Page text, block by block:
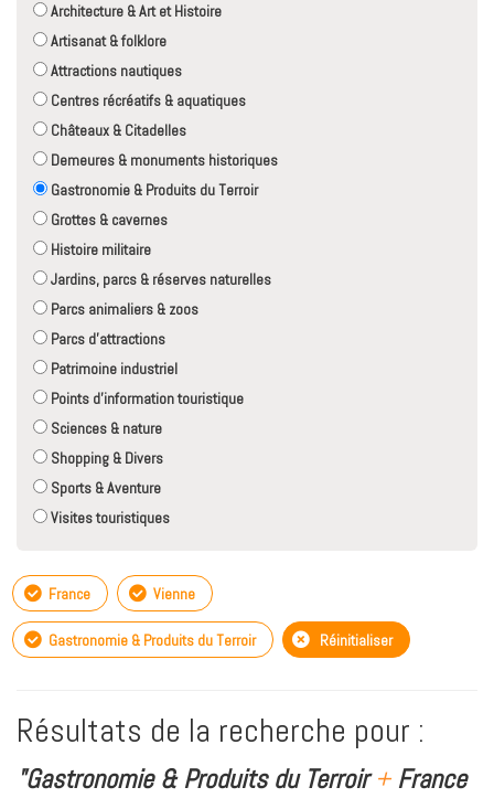
Architecture & Art et Histoire
Artisanat & folklore
Attractions nautiques
Centres récréatifs & aquatiques
Châteaux & Citadelles
Demeures & monuments historiques
Gastronomie & Produits du Terroir
Grottes & cavernes
Histoire militaire
Jardins, parcs & réserves naturelles
Parcs animaliers & zoos
Parcs d'attractions
Patrimoine industriel
Points d'information touristique
Sciences & nature
Shopping & Divers
Sports & Aventure
Visites touristiques
France Vienne
Gastronomie & Produits du Terroir Réinitialiser
Résultats de la recherche pour :
"Gastronomie & Produits du Terroir+France